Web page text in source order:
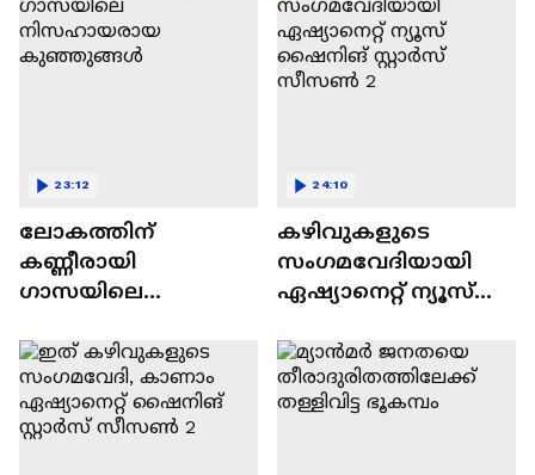
ലോകത്തിന്
കണ്ണീരായി
ഗാസയിലെ
കുഞ്ഞുങ്ങൾ
23:12
കഴിവുകളുടെ
സംഗമവേദിയായി
ഏഷ്യാനെറ്റ് ന്യൂസ്
സീസൺ 2
24:10